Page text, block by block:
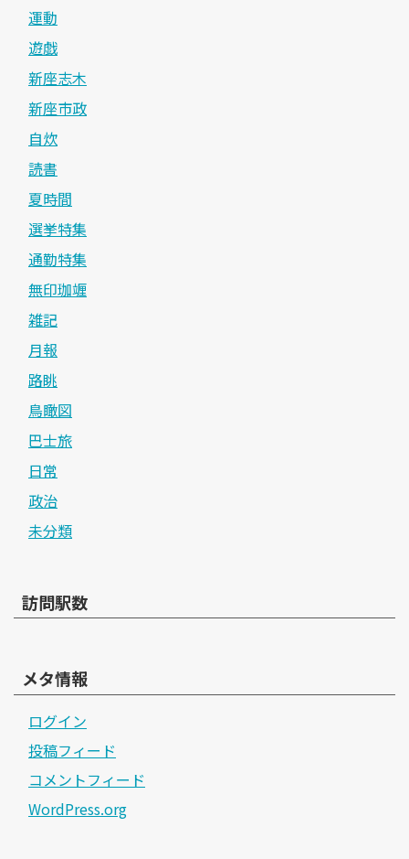
運動
遊戯
新座志木
新座市政
自炊
読書
夏時間
選挙特集
通勤特集
無印珈竰
雑記
月報
路眺
鳥瞰図
巴士旅
日常
政治
未分類
訪問駅数
メタ情報
ログイン
投稿フィード
コメントフィード
WordPress.org